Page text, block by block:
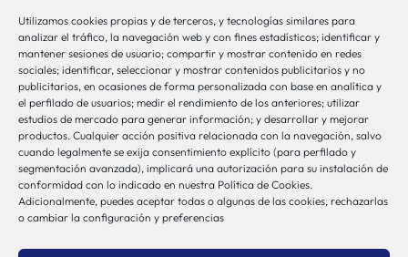
Utilizamos cookies propias y de terceros, y tecnologías similares para
analizar el tráfico, la navegación web y con fines estadísticos; identificar y
mantener sesiones de usuario; compartir y mostrar contenido en redes
sociales; identificar, seleccionar y mostrar contenidos publicitarios y no
publicitarios, en ocasiones de forma personalizada con base en analítica y
el perfilado de usuarios; medir el rendimiento de los anteriores; utilizar
estudios de mercado para generar información; y desarrollar y mejorar
productos. Cualquier acción positiva relacionada con la navegación, salvo
cuando legalmente se exija consentimiento explícito (para perfilado y
segmentación avanzada), implicará una autorización para su instalación de
conformidad con lo indicado en nuestra Política de Cookies.
Adicionalmente, puedes aceptar todas o algunas de las cookies, rechazarlas
o cambiar la configuración y preferencias
bio-sistemak@bio-sistemak.eus
944 00 77 90
Otros Enlaces
Osakidetza